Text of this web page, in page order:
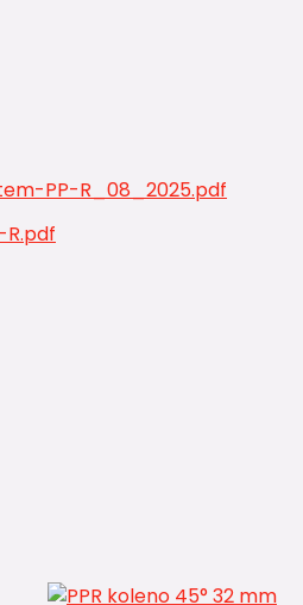
PP-R_08_2025.pdf